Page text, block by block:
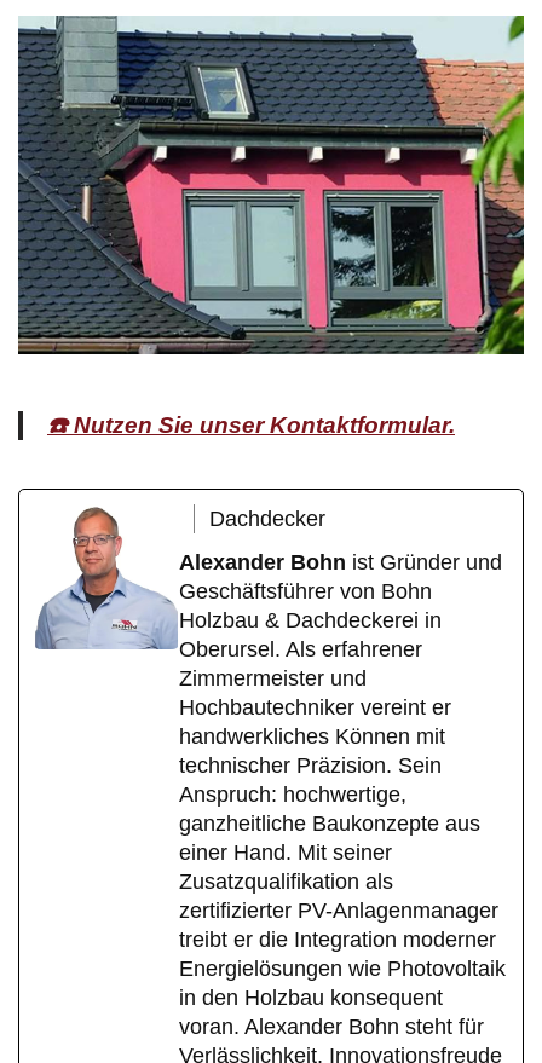
☎️ Nutzen Sie unser Kontaktformular.
Dachdecker
Alexander Bohn ist Gründer und
Geschäftsführer von Bohn
Holzbau & Dachdeckerei in
Oberursel. Als erfahrener
Zimmermeister und
Hochbautechniker vereint er
handwerkliches Können mit
technischer Präzision. Sein
Anspruch: hochwertige,
ganzheitliche Baukonzepte aus
einer Hand. Mit seiner
Zusatzqualifikation als
zertifizierter PV-Anlagenmanager
treibt er die Integration moderner
Energielösungen wie Photovoltaik
in den Holzbau konsequent
voran. Alexander Bohn steht für
Verlässlichkeit, Innovationsfreude